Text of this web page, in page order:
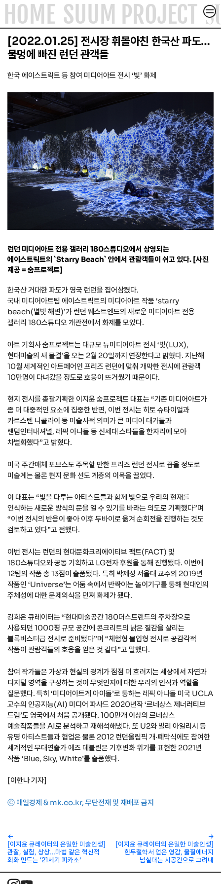
컨텐츠로
건너뛰기
SUUM PROJECT
SUUM X
ACADEMY & FORUM
ABOUT
ARTICLE
CONTACT
HOME SUUM PROJECT
[2022.01.25] 전시장 휘몰아친 한국산 파도…
물멍에 빠진 런던 관객들
한국 에이스트릭트 등 참여 미디어아트 전시 ‘빛’ 화제
런던 미디어아트 전용 갤러리 180스튜디오에서 상영되는
에이스트릭트의 `Starry Beach` 안에서 관람객들이 쉬고 있다. [사진
제공 = 숨프로젝트]
한국산 거대한 파도가 영국 런던을 집어삼켰다.
국내 미디어아트팀 에이스트릭트의 미디어아트 작품 ‘starry
beach(별빛 해변)’가 런던 웨스트엔드의 새로운 미디어아트 전용
갤러리 180스튜디오 개관전에서 화제를 모았다.
아트 기획사 숨프로젝트는 대규모 뉴미디어아트 전시 ‘빛(LUX),
현대미술의 새 물결’을 오는 2월 20일까지 연장한다고 밝혔다. 지난해
10월 세계적인 아트페어인 프리즈 런던에 맞춰 개막한 전시에 관람객
10만명이 다녀갔을 정도로 호응이 뜨거웠기 때문이다.
현지 전시를 총괄기획한 이지윤 숨프로젝트 대표는 “기존 미디어아트가
좀 더 대중적인 요소에 집중한 반면, 이번 전시는 히토 슈타이얼과
카르스텐 니콜라이 등 미술사적 의미가 큰 미디어 대가들과
랜덤인터내셔널, 레픽 아나돌 등 신세대 스타들을 한자리에 모아
차별화했다”고 밝혔다.
미국 주간매체 포브스도 주목할 만한 프리즈 런던 전시로 꼽을 정도로
미술계는 물론 현지 문화 선도 계층의 이목을 끌었다.
이 대표는 “빛을 다루는 아티스트들과 함께 빛으로 우리의 현재를
인식하는 새로운 방식의 문을 열 수 있기를 바라는 의도로 기획했다”며
“이번 전시의 반응이 좋아 이후 두바이로 옮겨 순회전을 진행하는 것도
검토하고 있다”고 전했다.
이번 전시는 런던의 현대문화크리에이티브 팩트(FACT) 및
180스튜디오와 공동 기획하고 LG전자 후원을 통해 진행됐다. 이번에
12팀의 작품 총 13점이 출품됐다. 특히 박제성 서울대 교수의 2019년
작품인 ‘Universe’는 어둠 속에서 반짝이는 놀이기구를 통해 현대인의
주체성에 대한 문제의식을 던져 화제가 됐다.
김희은 큐레이터는 “현대미술공간 180더스트랜드의 주차장으로
사용되던 1000평 규모 공간에 콘크리트의 낡은 질감을 살리는
블록버스터급 전시로 준비됐다”며 “체험형 몰입형 전시로 공감각적
작품이 관람객들의 호응을 얻은 것 같다”고 말했다.
참여 작가들은 가상과 현실의 경계가 점점 더 흐려지는 세상에서 자연과
디지털 영역을 구성하는 것이 무엇인지에 대한 우리의 인식과 역할을
질문했다. 특히 ‘미디어아트계 아이돌’로 통하는 레픽 아나돌 미국 UCLA
교수의 인공지능(AI) 미디어 파사드 2020년작 ‘르네상스 제너러티브
드림’도 영국에서 처음 공개됐다. 100만개 이상의 르네상스
예술작품들을 AI로 분석하고 재해석해냈다. 또 U2와 빌리 아일리시 등
유명 아티스트들과 협업은 물론 2012 런던올림픽 개·폐막식에도 참여한
세계적인 무대연출가 에즈 데블린은 기후변화 위기를 표현한 2021년
작품 ‘Blue, Sky, White’를 출품했다.
[이한나 기자]
ⓒ 매일경제 & mk.co.kr, 무단전재 및 재배포 금지
←
[이지윤 큐레이터의 은밀한 미술인생]
관찰, 실험, 상상…마법 같은 혁신적
회화 만드는 ‘21세기 피카소’
[이지윤 큐레이터의 은밀한 미술인생]
힌두철학서 얻은 영감, 물질에너지
넘실대는 시공간으로 그려내
→